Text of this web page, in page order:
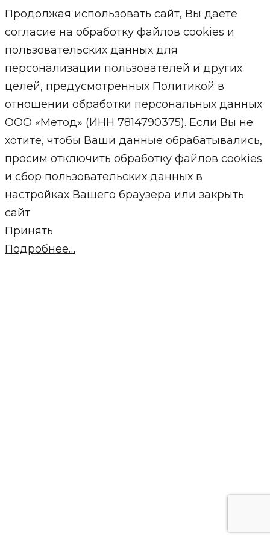
Продолжая использовать сайт, Вы даете
согласие на обработку файлов cookies и
пользовательских данных для
персонализации пользователей и других
целей, предусмотренных Политикой в
отношении обработки персональных данных
ООО «Метод» (ИНН 7814790375). Если Вы не
хотите, чтобы Ваши данные обрабатывались,
просим отключить обработку файлов cookies
и сбор пользовательских данных в
настройках Вашего браузера или закрыть
сайт
Принять
Подробнее…